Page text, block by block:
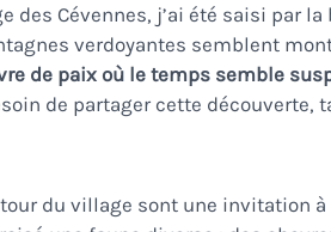
des Cévennes, j’ai été saisi par la
verdoyantes semblent
de paix où le temps semble
de partager cette découverte,
du village sont une invitation à